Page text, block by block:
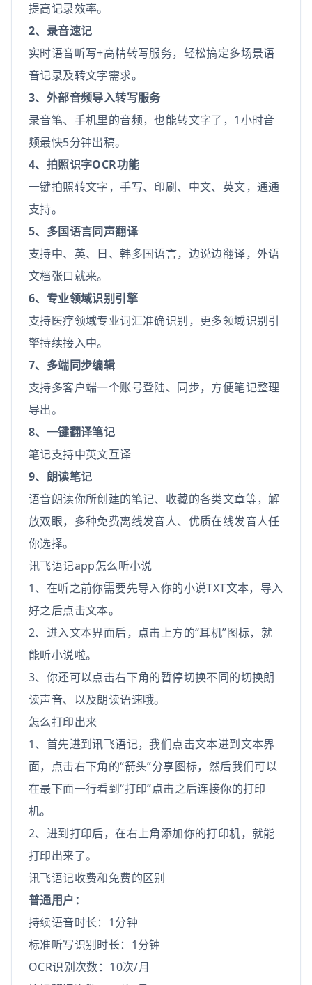
提高记录效率。
2、录音速记
实时语音听写+高精转写服务，轻松搞定多场景语
音记录及转文字需求。
3、外部音频导入转写服务
录音笔、手机里的音频，也能转文字了，1小时音
频最快5分钟出稿。
4、拍照识字OCR功能
一键拍照转文字，手写、印刷、中文、英文，通通
支持。
5、多国语言同声翻译
支持中、英、日、韩多国语言，边说边翻译，外语
文档张口就来。
6、专业领域识别引擎
支持医疗领域专业词汇准确识别，更多领域识别引
擎持续接入中。
7、多端同步编辑
支持多客户端一个账号登陆、同步，方便笔记整理
导出。
8、一键翻译笔记
笔记支持中英文互译
9、朗读笔记
语音朗读你所创建的笔记、收藏的各类文章等，解
放双眼，多种免费离线发音人、优质在线发音人任
你选择。
讯飞语记app怎么听小说
1、在听之前你需要先导入你的小说TXT文本，导入
好之后点击文本。
2、进入文本界面后，点击上方的“耳机”图标，就
能听小说啦。
3、你还可以点击右下角的暂停切换不同的切换朗
读声音、以及朗读语速哦。
怎么打印出来
1、首先进到讯飞语记，我们点击文本进到文本界
面，点击右下角的“箭头”分享图标，然后我们可以
在最下面一行看到“打印”点击之后连接你的打印
机。
2、进到打印后，在右上角添加你的打印机，就能
打印出来了。
讯飞语记收费和免费的区别
普通用户：
持续语音时长：1分钟
标准听写识别时长：1分钟
OCR识别次数：10次/月